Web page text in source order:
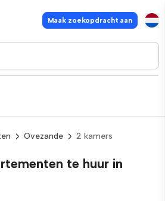
Maak zoekopdracht aan
Ovezande 2 kamers
te huur in